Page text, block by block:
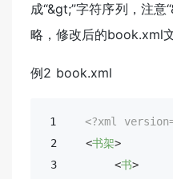
成“&gt;”字符序列，注意
略，修改后的book.xml
例2 book.xml
1 <?xml
2 <书架>
3 <书>